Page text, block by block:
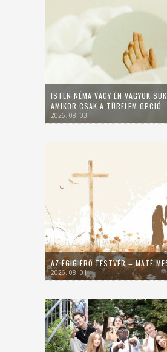
ISTEN NÉMA VAGY ÉN VAGYOK
AMIKOR CSAK A TÜRELEM OPCIÓ
2026. 08. 03.
AZ ÉGIG ÉRŐ TESTVÉR – MÁTÉ
2026. 08. 01.